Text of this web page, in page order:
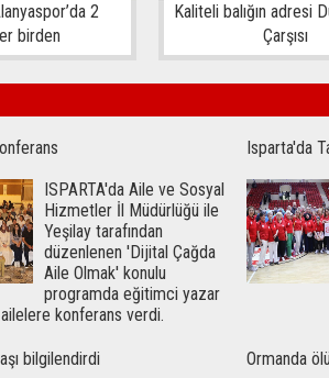
2
birden
Kaliteli balığın adresi
Çarşısı
ISPARTA'da Aile ve Sosyal
Hizmetler İl Müdürlüğü ile
Yeşilay tarafından
düzenlenen 'Dijital Çağda
Aile Olmak' konulu
programda eğitimci yazar
konferans verdi.
Isparta'da
bilgilendirdi
Ormanda